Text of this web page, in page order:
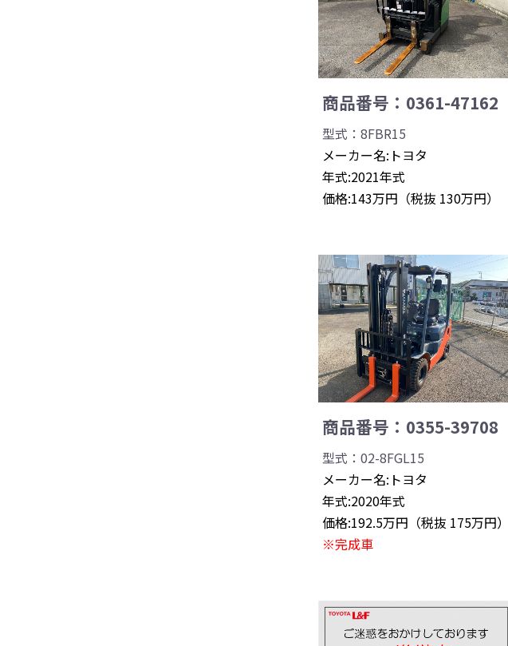
商品番号：0361-47162
型式：8FBR15
メーカー名:トヨタ
年式:2021年式
価格:143万円（税抜 130万円）
商品番号：0355-39708
型式：02-8FGL15
メーカー名:トヨタ
年式:2020年式
価格:192.5万円（税抜 175万円）
※完成車